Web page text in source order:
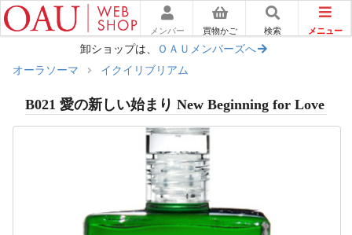
メンバー 買物かご 検索 メニュー
卸ショップは、
ＯＡＵメンバーズへ
オーラソーマ
イクイリブリアム
B021 愛の新しい始まり New Beginning for Love